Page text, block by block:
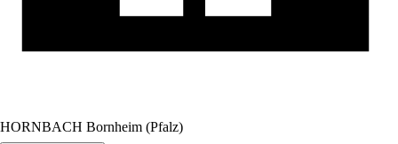
HORNBACH Bornheim (Pfalz)